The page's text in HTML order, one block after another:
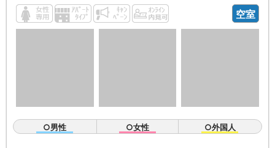
空室
○男性 ○女性 ○外国人